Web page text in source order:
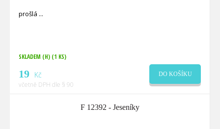
prošlá
SKLADEM (H) (1 KS)
19 Kč
včetně DPH dle § 90
DO KOŠÍKU
F 12392 - Jeseníky